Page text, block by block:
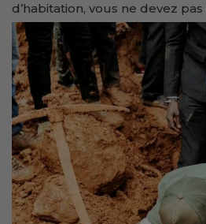
d’habitation, vous ne devez pas